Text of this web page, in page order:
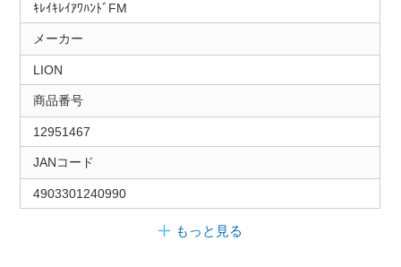
ｷﾚｲｷﾚｲｱﾜﾊﾝﾄﾞFM
メーカー
LION
商品番号
12951467
JANコード
4903301240990
もっと見る